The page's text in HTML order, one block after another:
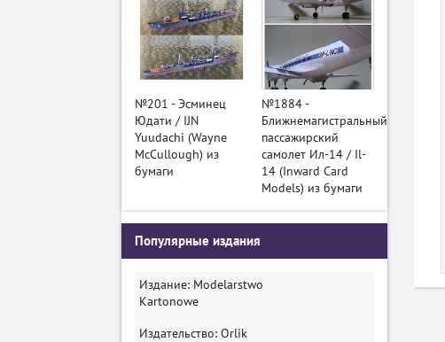
№201 - Эсминец
Юдати / IJN
Yuudachi (Wayne
McCullough) из
бумаги
№1884 -
Ближнемагистральный
пассажирский
самолет Ил-14 / Il-
14 (Inward Card
Models) из бумаги
Популярные издания
Издание: Modelarstwo
Kartonowe
Издательство: Orlik